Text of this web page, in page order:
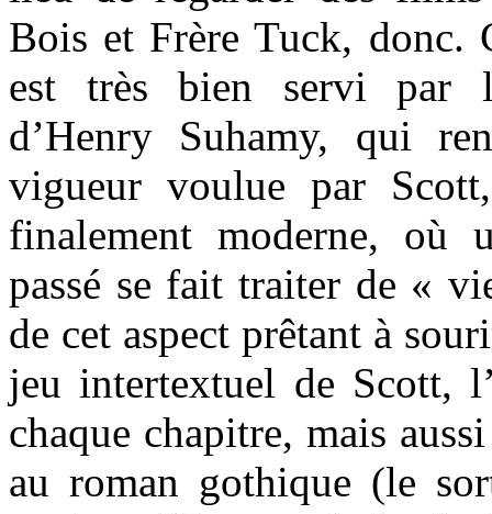
Bois et Frère Tuck, donc.
est très bien servi par
d’Henry Suhamy, qui
vigueur voulue par
finalement moderne, où
passé se fait traiter de «
de cet aspect prêtant à
jeu intertextuel de Scott,
chaque chapitre, mais
au roman gothique (le